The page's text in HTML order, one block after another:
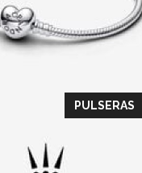
PULSERAS